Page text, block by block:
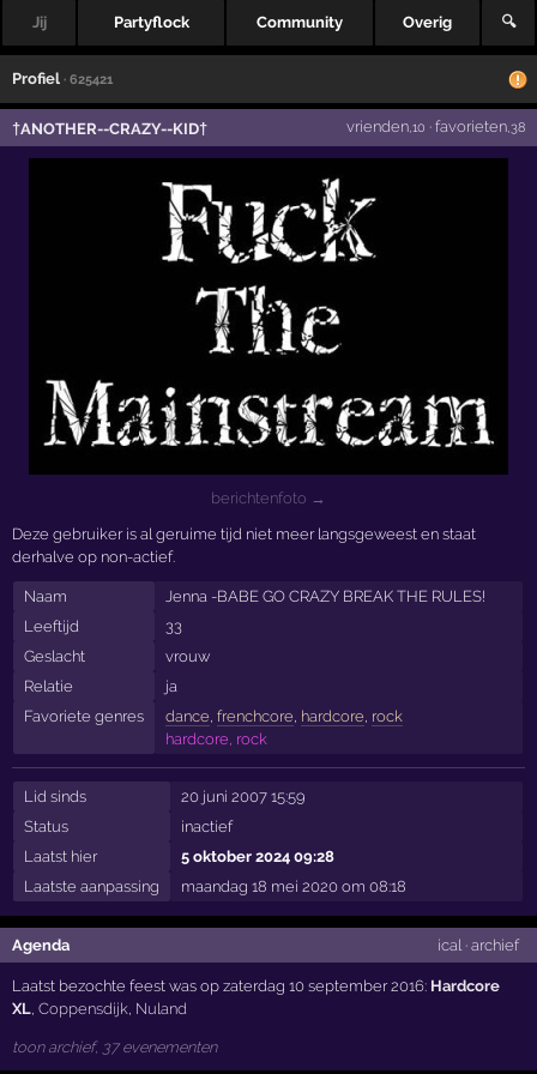
Jij Partyflock Community Overig 🔍
Profiel · 625421
†ANOTHER--CRAZY--KID† vrienden,10 · favorieten,38
berichtenfoto →
Deze gebruiker is al geruime tijd niet meer langsgeweest en staat
derhalve op non-actief.
Naam
Jenna -BABE GO CRAZY BREAK THE RULES!
Leeftijd
33
Geslacht
vrouw
Relatie
ja
Favoriete genres
dance frenchcore hardcore rock
hardcore, rock
Lid sinds
20 juni 2007 15:59
Status
inactief
Laatst hier
5 oktober 2024 09:28
Laatste aanpassing
maandag 18 mei 2020 om 08:18
Agenda ical· archief
Laatst bezochte feest was op zaterdag 10 september 2016: Hardcore
XL,Coppensdijk, Nuland
toon archief, 37 evenementen